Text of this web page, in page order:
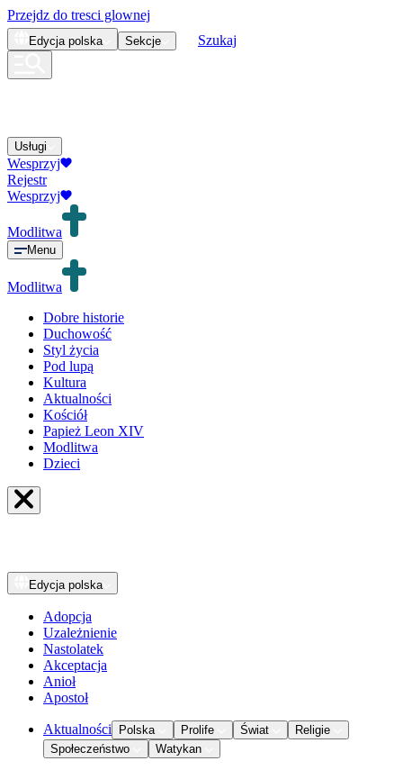
Przejdz do tresci glownej
Edycja polska Sekcje Szukaj
Usługi
Wesprzyj
Rejestr
Wesprzyj
Modlitwa
Menu
Modlitwa
Dobre historie
Duchowość
Styl życia
Pod lupą
Kultura
Aktualności
Kościół
Papież Leon XIV
Modlitwa
Dzieci
Edycja polska
Adopcja
Uzależnienie
Nastolatek
Akceptacja
Anioł
Apostoł
Aktualności Polska Prolife Świat
Religie
Społeczeństwo
Watykan